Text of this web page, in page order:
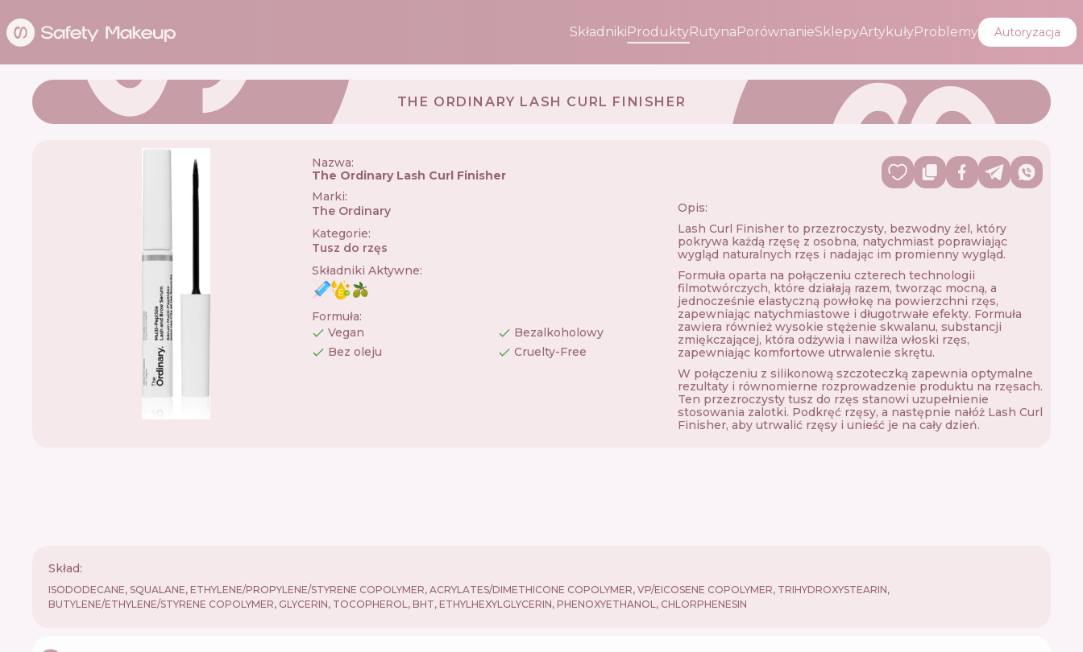
SkładnikiProduktyRutynaPorównanieSklepyArtykułyProblemy Autoryzacja
THE ORDINARY LASH CURL FINISHER
Nazwa:
The Ordinary Lash Curl Finisher
Marki:
The Ordinary
Kategorie:
Tusz do rzęs
Składniki Aktywne:
Formuła:
Vegan
Bezalkoholowy
Bez oleju
Cruelty-Free
Opis:
Lash Curl Finisher to przezroczysty, bezwodny żel, który
pokrywa każdą rzęsę z osobna, natychmiast poprawiając
wygląd naturalnych rzęs i nadając im promienny wygląd.
Formuła oparta na połączeniu czterech technologii
filmotwórczych, które działają razem, tworząc mocną, a
jednocześnie elastyczną powłokę na powierzchni rzęs,
zapewniając natychmiastowe i długotrwałe efekty. Formuła
zawiera również wysokie stężenie skwalanu, substancji
zmiękczającej, która odżywia i nawilża włoski rzęs,
zapewniając komfortowe utrwalenie skrętu.
W połączeniu z silikonową szczoteczką zapewnia optymalne
rezultaty i równomierne rozprowadzenie produktu na rzęsach.
Ten przezroczysty tusz do rzęs stanowi uzupełnienie
stosowania zalotki. Podkręć rzęsy, a następnie nałóż Lash Curl
Finisher, aby utrwalić rzęsy i unieść je na cały dzień.
Skład:
ISODODECANE, SQUALANE, ETHYLENE/PROPYLENE/STYRENE COPOLYMER, ACRYLATES/DIMETHICONE COPOLYMER, VP/EICOSENE COPOLYMER, TRIHYDROXYSTEARIN,
BUTYLENE/ETHYLENE/STYRENE COPOLYMER, GLYCERIN, TOCOPHEROL, BHT, ETHYLHEXYLGLYCERIN, PHENOXYETHANOL, CHLORPHENESIN